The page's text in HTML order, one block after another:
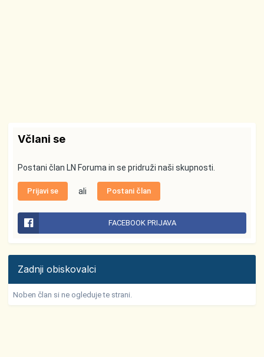
Včlani se
Postani član LN Foruma in se pridruži naši skupnosti.
Prijavi se ali Postani član
FACEBOOK PRIJAVA
Zadnji obiskovalci
Noben član si ne ogleduje te strani.